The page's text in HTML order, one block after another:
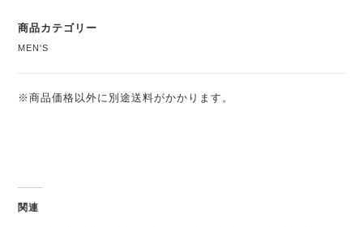
商品カテゴリー
MEN'S
※商品価格以外に別途送料がかかります。
関連